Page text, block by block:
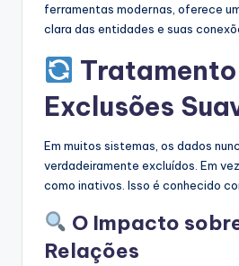
ferramentas modernas, oferece
clara das entidades e suas
Exclusões
Em muitos sistemas, os dados
verdadeiramente excluídos. Em
como inativos. Isso é conhecido
O Impacto
Relações